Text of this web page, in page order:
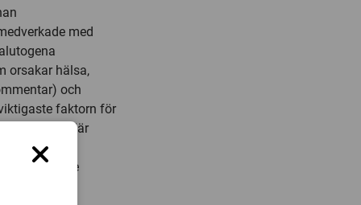
med
orsakar hälsa,
och
faktorn för
studie där
är tre